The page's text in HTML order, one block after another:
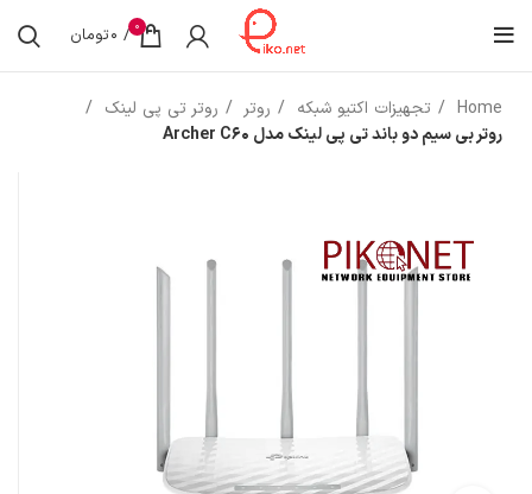
0
/
0تومان
Home تجهیزات اکتیو شبکه روتر
روتر تی پی لینک
روتر بی سیم دو باند تی پی لینک مدل Archer C60